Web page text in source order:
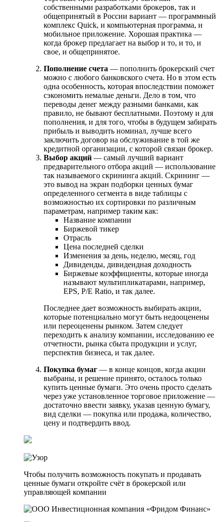
собственными разработками брокеров, так и
общепринятый в России вариант — программный
комплекс Quick, и компьютерная программа, и
мобильное приложение. Хорошая практика —
когда брокер предлагает на выбор и то, и то, и
свое, и общепринятое.
Пополнение счета — пополнить брокерский счет
можно с любого банковского счета. Но в этом есть
одна особенность, которая впоследствии поможет
сэкономить немалые деньги. Дело в том, что
переводы денег между разными банками, как
правило, не бывают бесплатными. Поэтому и для
пополнения, и для того, чтобы в будущем забирать
прибыль и выводить номинал, лучше всего
заключить договор на обслуживание в той же
кредитной организации, с которой связан брокер.
Выбор акций — самый лучший вариант
предварительного отбора акций — использование
так называемого скрининга акций. Скрининг —
это вывод на экран подборки ценных бумаг
определенного сегмента в виде таблицы с
возможностью их сортировки по различным
параметрам, например таким как:
Название компании
Биржевой тикер
Отрасль
Цена последней сделки
Изменения за день, неделю, месяц, год
Дивиденды, дивидендная доходность
Биржевые коэффициенты, которые иногда
называют мультипликатарами, например,
EPS, P/E Ratio, и так далее.
Последнее дает возможность выбирать акции,
которые потенциально могут быть недооценены
или переоценены рынком. Затем следует
переходить к анализу компании, исследованию ее
отчетности, рынка сбыта продукции и услуг,
перспектив бизнеса, и так далее.
Покупка бумаг — в конце концов, когда акции
выбраны, и решение принято, осталось только
купить ценные бумаги. Это очень просто сделать
через уже установленное торговое приложение —
достаточно ввести заявку, указав ценную бумагу,
вид сделки — покупка или продажа, количество,
цену и подтвердить ввод.
Чтобы получить возможность покупать и продавать
ценные бумаги откройте счёт в брокерской или
управляющей компании